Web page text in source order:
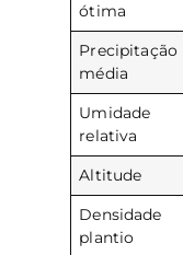
ótima
Precipitação
média
Umidade
relativa
Altitude
Densidade
plantio